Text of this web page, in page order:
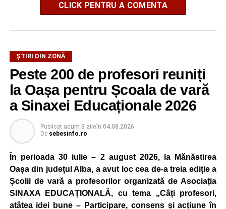
CLICK PENTRU A COMENTA
ȘTIRI DIN ZONĂ
Peste 200 de profesori reuniți
la Oașa pentru Școala de vară
a Sinaxei Educaționale 2026
Publicat acum 3 zileîn 04.08.2026
De sebesinfo.ro
În perioada 30 iulie – 2 august 2026, la Mănăstirea
Oașa din județul Alba, a avut loc cea de-a treia ediție a
Școlii de vară a profesorilor organizată de Asociația
SINAXA EDUCAȚIONALĂ, cu tema „Câți profesori,
atâtea idei bune – Participare, consens și acțiune în